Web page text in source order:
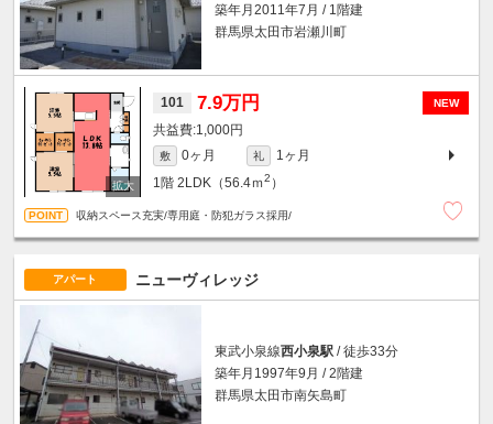
築年月2011年7月 / 1階建
群馬県太田市岩瀬川町
NEW
101 7.9万円
1,000円
敷 0ヶ月 礼
1ヶ月
1階 2LDK（56.4ｍ2 ）
収納スペース充実/専用庭・防犯ガラス採用/
アパート ニューヴィレッジ
東武小泉線西小泉駅 / 徒歩33分
築年月1997年9月 / 2階建
群馬県太田市南矢島町